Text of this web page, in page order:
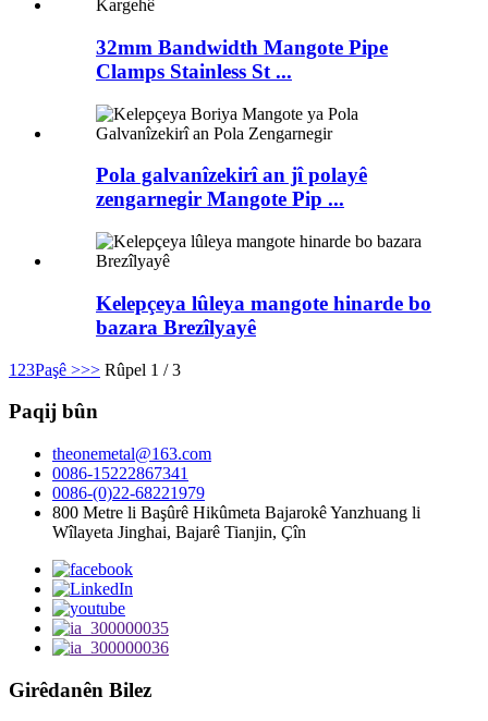
32mm Bandwidth Mangote Pipe
Clamps Stainless St ...
Pola galvanîzekirî an jî polayê
zengarnegir Mangote Pip ...
Kelepçeya lûleya mangote hinarde bo
bazara Brezîlyayê
1 23Paşê >>> Rûpel 1 / 3
Paqij bûn
theonemetal@163.com
0086-15222867341
0086-(0)22-68221979
800 Metre li Başûrê Hikûmeta Bajarokê Yanzhuang li
Wîlayeta Jinghai, Bajarê Tianjin, Çîn
Girêdanên Bilez